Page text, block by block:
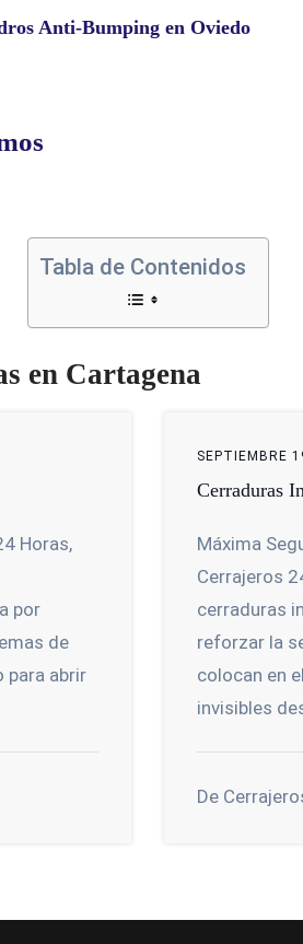
Anti-Bumping en Oviedo
Tabla de Contenidos
en Cartagena
Horas,
por
de
para abrir
SEPTIEMBRE
Cerraduras
Máxima
Cerrajeros
cerraduras
reforzar la
colocan en
invisibles
De